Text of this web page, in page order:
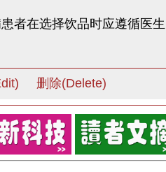
者在选择饮品时应遵循医
删除(Delete)